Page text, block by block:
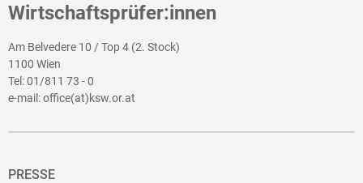
Wirtschaftsprüfer:innen
Am Belvedere 10 / Top 4 (2. Stock)
1100 Wien
Tel:01/811 73 - 0
e-mail:office(at)ksw.or.at
PRESSE